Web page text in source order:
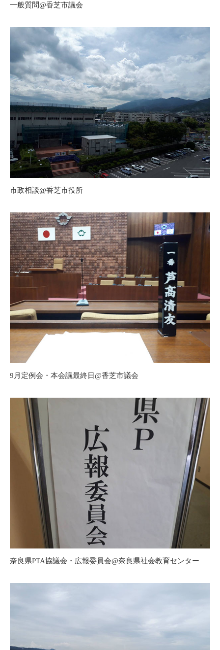
一般質問@香芝市議会
市政相談@香芝市役所
9月定例会・本会議最終日@香芝市議会
奈良県PTA協議会・広報委員会@奈良県社会教育センター